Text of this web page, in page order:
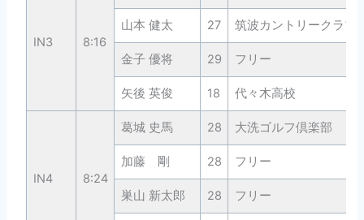
IN3 8:16
山本 健太 27 筑波カントリークラブ
金子 優将 29 フリー
矢後 英俊 18 代々木高校
IN4 8:24
葛城 史馬 28 大洗ゴルフ倶楽部
加藤 剛 28 フリー
巣山 新太郎 28 フリー